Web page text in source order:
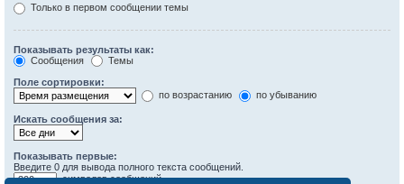
Только в первом сообщении темы
Показывать результаты как:
Сообщения
Темы
Поле сортировки:
по возрастанию
по убыванию
Искать сообщения за:
Показывать первые:
Введите 0 для вывода полного текста сообщений.
символов сообщений